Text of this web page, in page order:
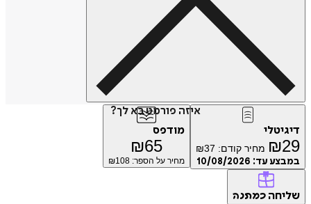
איזה פורמט בא לך?
₪ מחיר קודם: ₪37
עד:10/08/2026
מודפס
₪
מחיר על הספר: ₪108
כמתנה